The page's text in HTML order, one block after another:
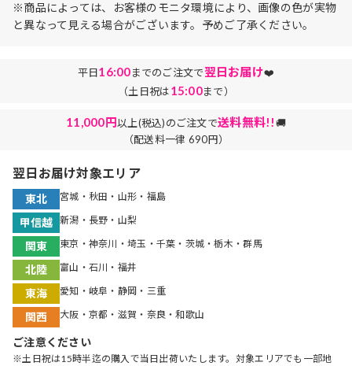
※商品によっては、お客様のモニタ環境により、画像の色が実物
と異なって見える場合がございます。予めご了承ください。
平日16:00までのご注文で翌日お届け❤️
（土日祝は15:00まで）
11,000円以上(税込)のご注文で送料無料!!🚚
（配送料一律 690円）
翌日お届け対象エリア
東北 宮城・秋田・山形・福島
甲信越 新潟・長野・山梨
関東 東京・神奈川・埼玉・千葉・茨城・栃木・群馬
北陸 富山・石川・福井
東海 愛知・岐阜・静岡・三重
関西 大阪・京都・滋賀・奈良・和歌山
ご注意ください
※土日祝は15時半迄の購入で当日出荷いたします。対象エリアでも一部地